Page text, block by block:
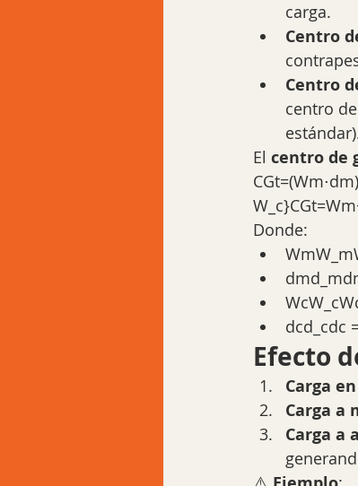
carga.
Centro
Centro
centro
El centro de
Donde:
dcd_cdc​
Efecto
Carga
Carga a
Carga a